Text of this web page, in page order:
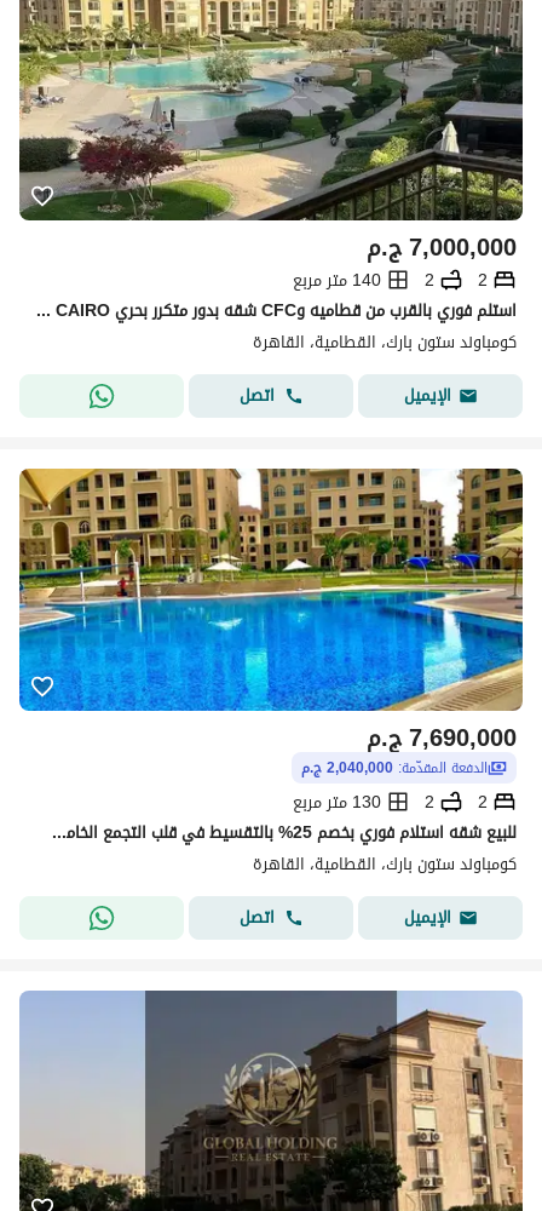
ج.م7,000,000
2
2
140 متر مربع
استلم فوري بالقرب من قطاميه وCFC شقه بدور متكرر بحري STONE - NEW CAIRO
كومباوند ستون بارك، القطامية، القاهرة
الإيميل
اتصل
ج.م7,690,000
الدفعة المقدّمة: 2,040,000 ج.م
2
2
130 متر مربع
للبيع شقه استلام فوري بخصم 25% بالتقسيط في قلب التجمع الخامس في ستونstone بالقاهره الجديده في التجمع الخامس
كومباوند ستون بارك، القطامية، القاهرة
الإيميل
اتصل